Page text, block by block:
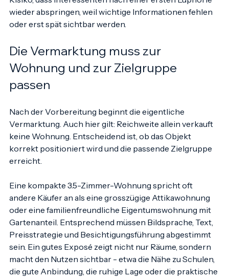
professioneller wirkt der Auftritt. Gleichzeitig sinkt das
Risiko, dass Interessenten nach einer ersten Euphorie
wieder abspringen, weil wichtige Informationen fehlen
Die Vermarktung muss zur
Wohnung und zur Zielgruppe
Nach der Vorbereitung beginnt die eigentliche
Vermarktung. Auch hier gilt: Reichweite allein verkauft
keine Wohnung. Entscheidend ist, ob das Objekt
korrekt positioniert wird und die passende Zielgruppe
Eine kompakte 3.5-Zimmer-Wohnung spricht oft
andere Käufer an als eine grosszügige Attikawohnung
oder eine familienfreundliche Eigentumswohnung mit
Gartenanteil. Entsprechend müssen Bildsprache, Text,
Preisstrategie und Besichtigungsführung abgestimmt
sein. Ein gutes Exposé zeigt nicht nur Räume, sondern
macht den Nutzen sichtbar - etwa die Nähe zu Schulen,